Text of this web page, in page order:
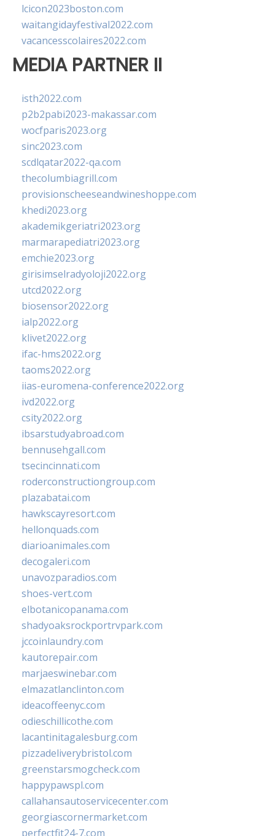
lcicon2023boston.com
waitangidayfestival2022.com
vacancesscolaires2022.com
MEDIA PARTNER II
isth2022.com
p2b2pabi2023-makassar.com
wocfparis2023.org
sinc2023.com
scdlqatar2022-qa.com
thecolumbiagrill.com
provisionscheeseandwineshoppe.com
khedi2023.org
akademikgeriatri2023.org
marmarapediatri2023.org
emchie2023.org
girisimselradyoloji2022.org
utcd2022.org
biosensor2022.org
ialp2022.org
klivet2022.org
ifac-hms2022.org
taoms2022.org
iias-euromena-conference2022.org
ivd2022.org
csity2022.org
ibsarstudyabroad.com
bennusehgall.com
tsecincinnati.com
roderconstructiongroup.com
plazabatai.com
hawkscayresort.com
hellonquads.com
diarioanimales.com
decogaleri.com
unavozparadios.com
shoes-vert.com
elbotanicopanama.com
shadyoaksrockportrvpark.com
jccoinlaundry.com
kautorepair.com
marjaeswinebar.com
elmazatlanclinton.com
ideacoffeenyc.com
odieschillicothe.com
lacantinitagalesburg.com
pizzadeliverybristol.com
greenstarsmogcheck.com
happypawspl.com
callahansautoservicecenter.com
georgiascornermarket.com
perfectfit24-7.com